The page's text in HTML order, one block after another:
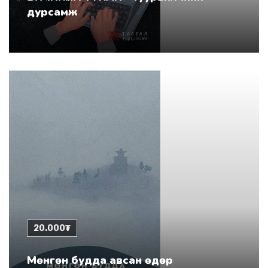
дурсамж
20.000₮
Мөнгөн будда авсан өдөр